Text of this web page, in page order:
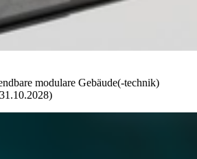
modulare Gebäude(-technik)